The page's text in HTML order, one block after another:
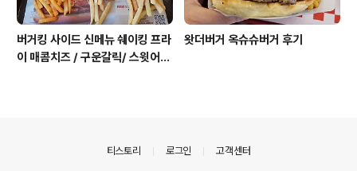
버거킹 사이드 신메뉴 쉐이킹 프라
이 매콤치즈 / 구운갈릭/ 스윗어니
왓더버거 옥슈슈버거 후기
티스토리 로그인 고객센터